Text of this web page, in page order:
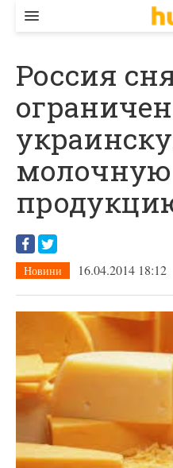
ЕКОНОМІКА
БІЗНЕС
СТАРТЕР
КОНТАКТИ
Россия
молочную
Новини 16.04.2014 18:12